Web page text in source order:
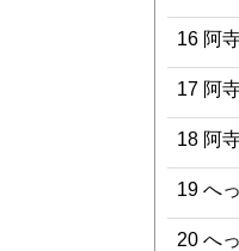
16 阿
17 阿
18 阿
19 へ
20 へ